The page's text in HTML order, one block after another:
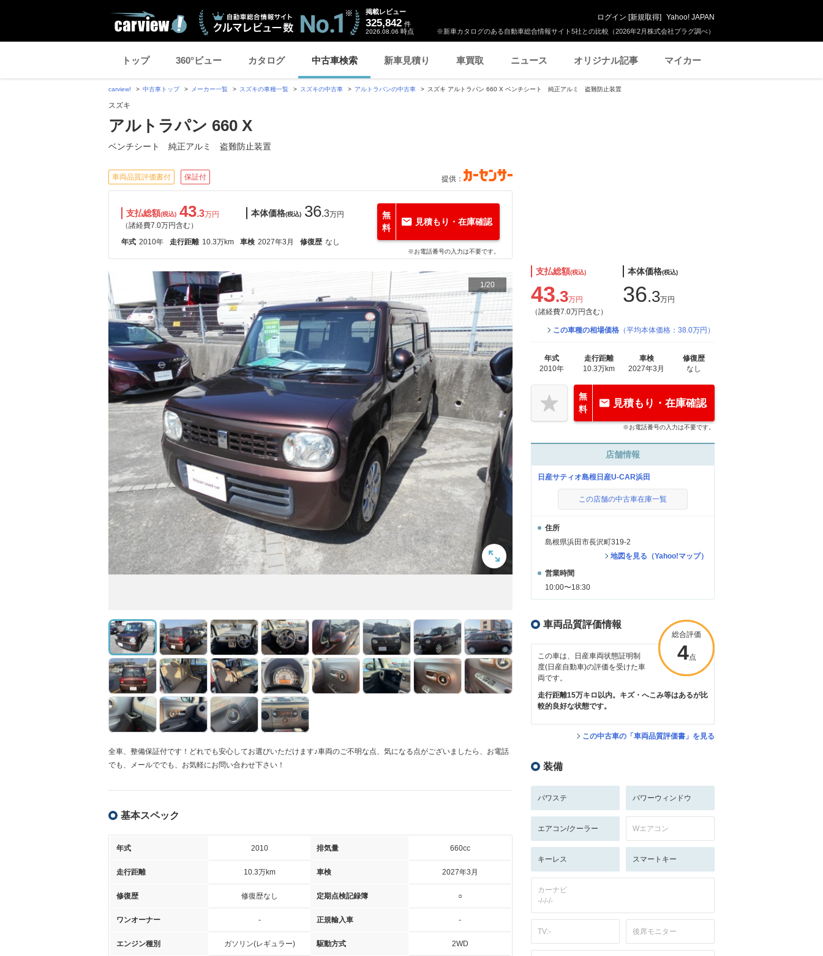
※新車カタログのある自動車総合情報サイト5社との比較（2026年2月株式会社プラグ調べ）
掲載レビュー
325,842 件
2026.08.06 時点
ログイン [新規取得] Yahoo! JAPAN
トップ 360°ビュー カタログ 中古車検索 新車見積り 車買取 ニュース オリジナル記事 マイカー
carview! 中古車トップ メーカー一覧 スズキの車種一覧 スズキの中古車 アルトラパンの中古車 スズキ アルトラパン 660 X ベンチシート 純正アルミ 盗難防止装置
スズキ
アルトラパン 660 X
ベンチシート 純正アルミ 盗難防止装置
車両品質評価書付 保証付 提供：
支払総額(税込) 43.3万円
（諸経費7.0万円含む）
本体価格(税込) 36.3万円
年式 2010年 走行距離 10.3万km 車検 2027年3月 修復歴 なし
無
料
見積もり・在庫確認
※お電話番号の入力は不要です。
1/20
全車、整備保証付です！どれでも安心してお選びいただけます♪車両のご不明な点、気になる点がございましたら、お電話
でも、メールででも、お気軽にお問い合わせ下さい！
基本スペック
年式 2010 排気量 660cc
走行距離 10.3万km 車検 2027年3月
修復歴 修復歴なし 定期点検記録簿 ○
ワンオーナー - 正規輸入車 -
エンジン種別 ガソリン(レギュラー) 駆動方式 2WD
支払総額(税込)
43.3万円
（諸経費7.0万円含む）
本体価格(税込)
36.3万円
この車種の相場価格 （平均本体価格：38.0万円）
年式
2010年
走行距離
10.3万km
車検
2027年3月
修復歴
なし
無
料
見積もり・在庫確認
※お電話番号の入力は不要です。
店舗情報
日産サティオ島根日産U-CAR浜田
この店舗の中古車在庫一覧
住所
島根県浜田市長沢町319-2
地図を見る（Yahoo!マップ）
営業時間
10:00〜18:30
車両品質評価情報
総合評価
4点
この車は、日産車両状態証明制
度(日産自動車)の評価を受けた車
両です。
走行距離15万キロ以内。キズ・へこみ等はあるが比
較的良好な状態です。
総合評価
4点
この中古車の「車両品質評価書」を見る
装備
パワステ パワーウィンドウ
エアコン/クーラー Wエアコン
キーレス スマートキー
カーナビ
-/-/-/-
TV:- 後席モニター